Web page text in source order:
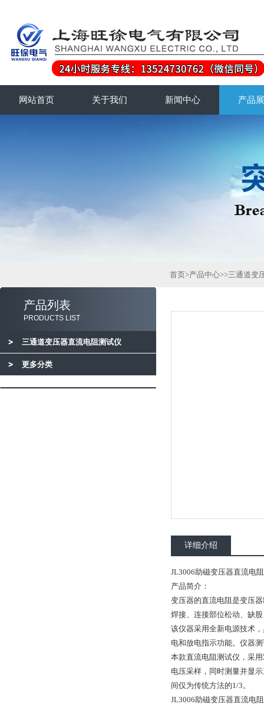
网站首页 关于我们 新闻中心 产品
产品列表
PRODUCTS LIST
三通道变压器直流电阻测试仪
更多分类
首页>产品中心>>三通道变
详细介绍
JL3006助磁变压器直流电
产品简介：
变压器的直流电阻是变压
焊接、连接部位松动、缺
该仪器采用全新电源技术
电和放电指示功能。仪器
本款直流电阻测试仪，采
电压采样，同时测量并显
间仅为传统方法的1/3。
JL3006助磁变压器直流电